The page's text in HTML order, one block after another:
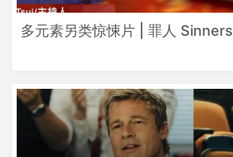
多元素另类惊悚片 | 罪人 Sinners